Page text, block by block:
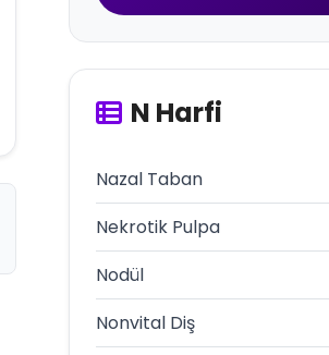
N Harfi
Nazal Taban
Nekrotik Pulpa
Nodül
Nonvital Diş